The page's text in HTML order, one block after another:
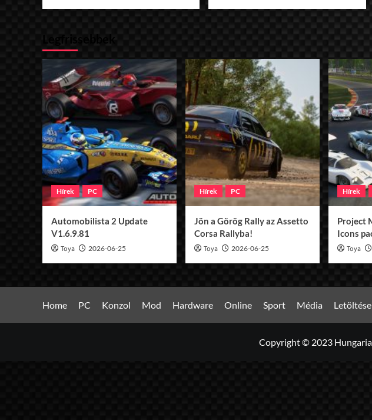
Legfrissebbek
Hírek PC
Automobilista 2 Update
V1.6.9.81
Toya 2026-06-25
Hírek PC
Jön a Görög Rally az Assetto
Corsa Rallyba!
Toya 2026-06-25
Hírek
Project
Icons
Toya
Home PC Konzol Mod Hardware Online Sport Média
Copyright © 2023